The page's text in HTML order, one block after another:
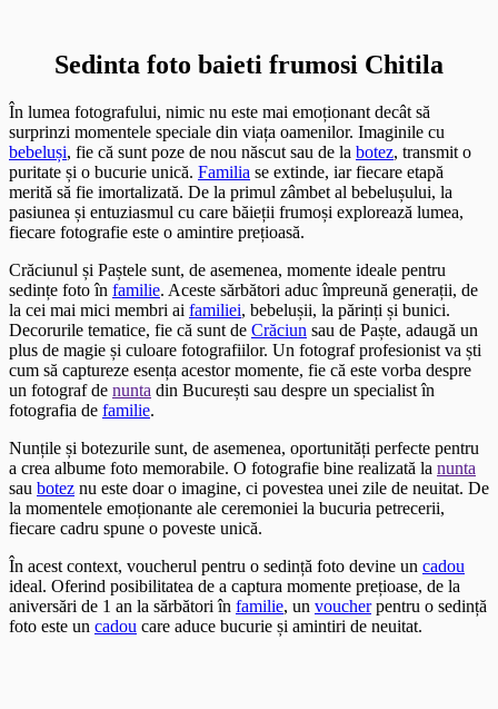
Sedinta foto baieti frumosi Chitila
În lumea fotografului, nimic nu este mai emoționant decât să
surprinzi momentele speciale din viața oamenilor. Imaginile cu
bebeluși, fie că sunt poze de nou născut sau de la botez, transmit o
puritate și o bucurie unică. Familia se extinde, iar fiecare etapă
merită să fie imortalizată. De la primul zâmbet al bebelușului, la
pasiunea și entuziasmul cu care băieții frumoși explorează lumea,
fiecare fotografie este o amintire prețioasă.
Crăciunul și Paștele sunt, de asemenea, momente ideale pentru
sedințe foto în familie. Aceste sărbători aduc împreună generații, de
la cei mai mici membri ai familiei, bebelușii, la părinți și bunici.
Decorurile tematice, fie că sunt de Crăciun sau de Paște, adaugă un
plus de magie și culoare fotografiilor. Un fotograf profesionist va ști
cum să captureze esența acestor momente, fie că este vorba despre
un fotograf de nunta din București sau despre un specialist în
fotografia de familie.
Nunțile și botezurile sunt, de asemenea, oportunități perfecte pentru
a crea albume foto memorabile. O fotografie bine realizată la nunta
sau botez nu este doar o imagine, ci povestea unei zile de neuitat. De
la momentele emoționante ale ceremoniei la bucuria petrecerii,
fiecare cadru spune o poveste unică.
În acest context, voucherul pentru o sedință foto devine un cadou
ideal. Oferind posibilitatea de a captura momente prețioase, de la
aniversări de 1 an la sărbători în familie, un voucherpentru o sedință
foto este un cadou care aduce bucurie și amintiri de neuitat.